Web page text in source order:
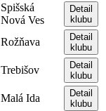
Spišská
Nová Ves
Detail
klubu
Rožňava
Detail
klubu
Trebišov
Detail
klubu
Malá Ida
Detail
klubu